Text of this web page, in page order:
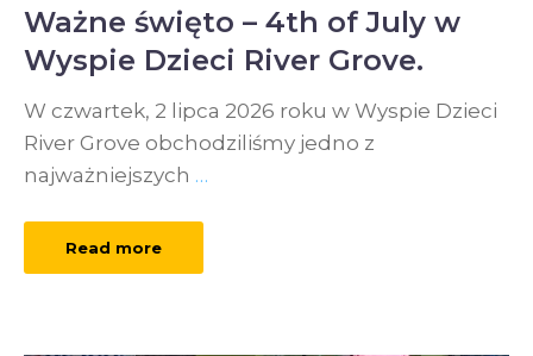
Ważne święto – 4th of July w
Wyspie Dzieci River Grove.
W czwartek, 2 lipca 2026 roku w Wyspie Dzieci
River Grove obchodziliśmy jedno z
najważniejszych …
Read more